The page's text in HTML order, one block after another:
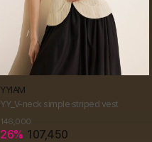
YYIAM
YY_V-neck simple striped vest
146,000
26% 107,450